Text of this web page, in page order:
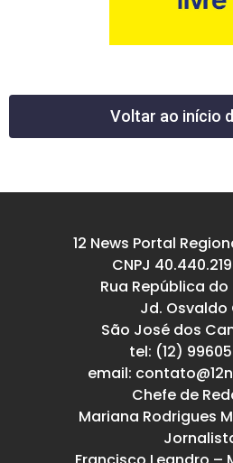
Voltar ao início
12 News Portal
CNPJ
Rua República
Jd. Osvaldo
São José dos
tel: (12)
email:
Chefe de
Mariana Rodrigues